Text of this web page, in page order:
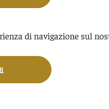
di navigazione sul